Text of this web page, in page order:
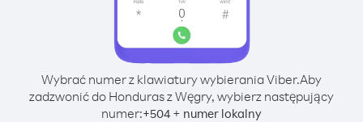
Wybrać numer z klawiatury wybierania Viber.Aby
zadzwonić do Honduras z Węgry, wybierz następujący
numer:+504 + numer lokalny